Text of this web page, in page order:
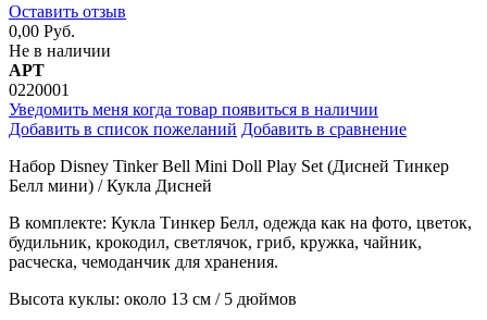
Оставить отзыв
0,00 Руб.
Не в наличии
АРТ
0220001
Уведомить меня когда товар появиться в наличии
Добавить в список пожеланий Добавить в сравнение
Набор Disney Tinker Bell Mini Doll Play Set (Дисней Тинкер
Белл мини) / Кукла Дисней
В комплекте: Кукла Тинкер Белл, одежда как на фото, цветок,
будильник, крокодил, светлячок, гриб, кружка, чайник,
расческа, чемоданчик для хранения.
Высота куклы: около 13 см / 5 дюймов